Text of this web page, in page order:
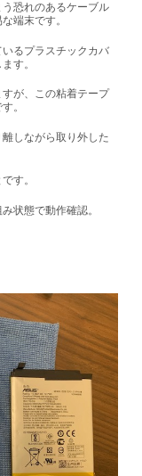
恐れのあるケーブル
端末です。
るプラスチックカバ
す。
が、この粘着テープ
。
しながら取り外した
す。
状態で動作確認。